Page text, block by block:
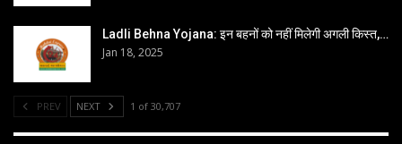
Ladli Behna Yojana: इन बहनों को नहीं मिलेगी अगली किस्त,…
Jan 18, 2025
PREV NEXT 1 of 30,707